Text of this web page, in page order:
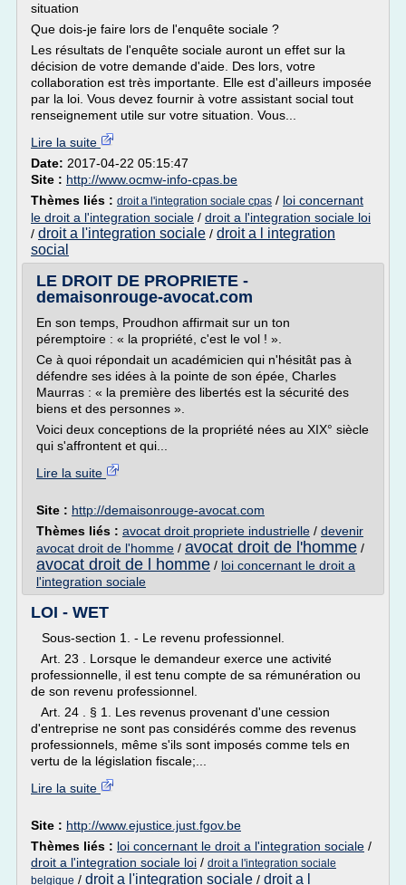
situation
Que dois-je faire lors de l'enquête sociale ?
Les résultats de l'enquête sociale auront un effet sur la
décision de votre demande d'aide. Des lors, votre
collaboration est très importante. Elle est d'ailleurs imposée
par la loi. Vous devez fournir à votre assistant social tout
renseignement utile sur votre situation. Vous...
Lire la suite
Date: 2017-04-22 05:15:47
Site : http://www.ocmw-info-cpas.be
Thèmes liés : droit a l'integration sociale cpas / loi concernant
le droit a l'integration sociale / droit a l'integration sociale loi
/ droit a l'integration sociale / droit a l integration
social
LE DROIT DE PROPRIETE -
demaisonrouge-avocat.com
En son temps, Proudhon affirmait sur un ton
péremptoire : « la propriété, c'est le vol ! ».
Ce à quoi répondait un académicien qui n'hésitât pas à
défendre ses idées à la pointe de son épée, Charles
Maurras : « la première des libertés est la sécurité des
biens et des personnes ».
Voici deux conceptions de la propriété nées au XIX° siècle
qui s'affrontent et qui...
Lire la suite
Site : http://demaisonrouge-avocat.com
Thèmes liés : avocat droit propriete industrielle / devenir
avocat droit de l'homme / avocat droit de l'homme /
avocat droit de l homme / loi concernant le droit a
l'integration sociale
LOI - WET
Sous-section 1. - Le revenu professionnel.
Art. 23 . Lorsque le demandeur exerce une activité
professionnelle, il est tenu compte de sa rémunération ou
de son revenu professionnel.
Art. 24 . § 1. Les revenus provenant d'une cession
d'entreprise ne sont pas considérés comme des revenus
professionnels, même s'ils sont imposés comme tels en
vertu de la législation fiscale;...
Lire la suite
Site : http://www.ejustice.just.fgov.be
Thèmes liés : loi concernant le droit a l'integration sociale /
droit a l'integration sociale loi / droit a l'integration sociale
belgique / droit a l'integration sociale / droit a l